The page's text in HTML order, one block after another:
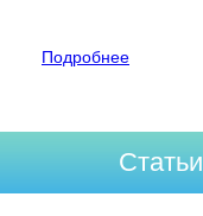
Подробнее
Статьи